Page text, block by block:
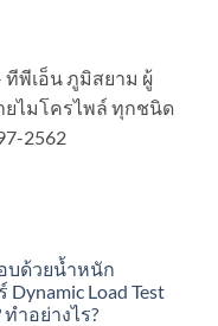
ทีพีเอ็น ภูมิสยาม ผู้
ยไมโครไพล์ ทุกชนิด
2562
บด้วยน้ำหนัก
Load Test
ทำอย่างไร?